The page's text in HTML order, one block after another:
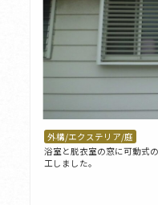
外構/エクステリア/庭
浴室と脱衣室の窓に可動式
工しました。